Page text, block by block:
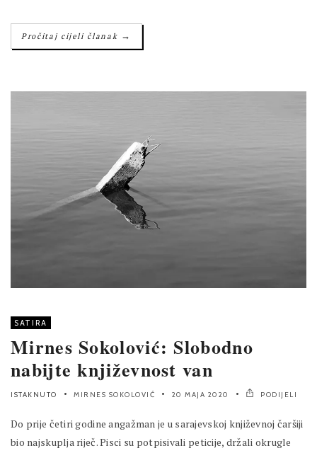
Pročitaj cijeli članak →
SATIRA
Mirnes Sokolović: Slobodno
nabijte književnost van
ISTAKNUTO MIRNES SOKOLOVIĆ 20 MAJA 2020 PODIJELI
Do prije četiri godine angažman je u sarajevskoj književnoj čaršiji
bio najskuplja riječ. Pisci su potpisivali peticije, držali okrugle